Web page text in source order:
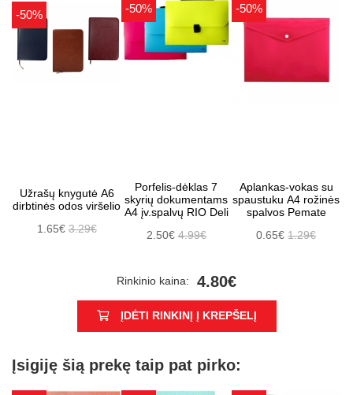
-50%
Užrašų knygutė A6
dirbtinės odos viršelio
1.65€3.29€
-50%
Porfelis-dėklas 7
skyrių dokumentams
A4 įv.spalvų RIO Deli
2.50€ 4.99€
-50%
Aplankas-vokas su
spaustuku A4 rožinės
spalvos Pemate
0.65€1.29€
Rinkinio kaina: 4.80€
ĮDĖTI RINKINĮ Į KREPŠELĮ
Įsigiję šią prekę taip pat pirko: